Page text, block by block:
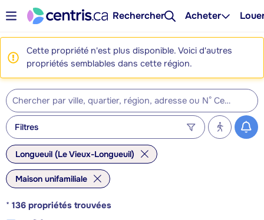
Rechercher Acheter
Cette propriété n'est plus disponible. Voici d'autres
propriétés semblables dans cette région.
Filtres
Longueuil (Le Vieux-Longueuil)
Maison unifamiliale
* 136 propriétés trouvées